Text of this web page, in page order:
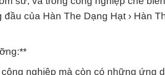
của Hàn The Dạng Hạt › Hàn
nghiệp mà còn có những ứng